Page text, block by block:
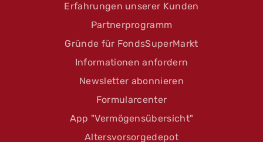
Erfahrungen unserer Kunden
Partnerprogramm
Gründe für FondsSuperMarkt
Informationen anfordern
Newsletter abonnieren
Formularcenter
App "Vermögensübersicht"
Altersvorsorgedepot